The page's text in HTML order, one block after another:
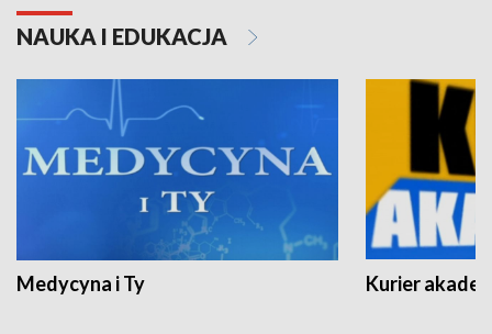
NAUKA I EDUKACJA
Medycyna i Ty Kurier